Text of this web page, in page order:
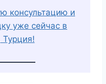
консультацию и
уже сейчас в
Турция!